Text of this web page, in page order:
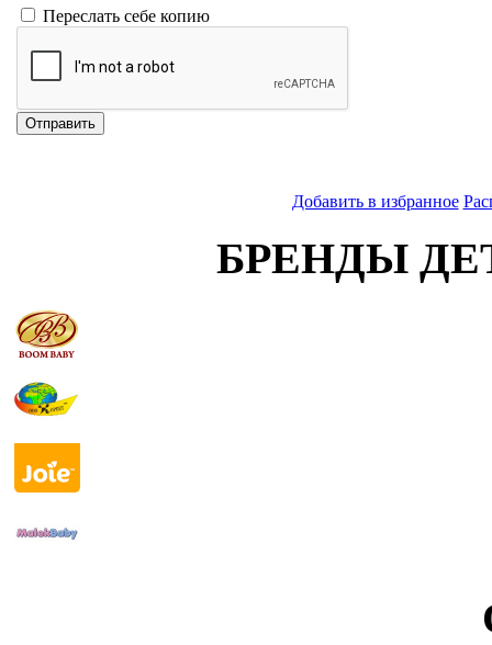
Переслать себе копию
Отправить
Добавить в избранное
БРЕНДЫ